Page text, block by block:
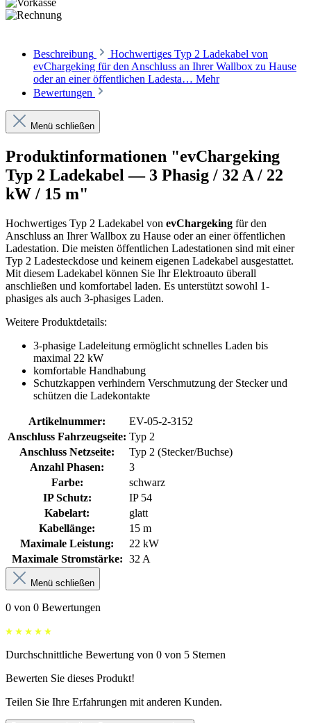
Beschreibung
Hochwertiges Typ 2 Ladekabel von
evChargeking für den Anschluss an Ihrer Wallbox zu Hause
oder an einer öffentlichen Ladesta… Mehr
Bewertungen
Menü schließen
Produktinformationen "evChargeking
Typ 2 Ladekabel — 3 Phasig / 32 A / 22
kW / 15 m"
Hochwertiges Typ 2 Ladekabel von evChargeking für den
Anschluss an Ihrer Wallbox zu Hause oder an einer öffentlichen
Ladestation. Die meisten öffentlichen Ladestationen sind mit einer
Typ 2 Ladesteckdose und keinem eigenen Ladekabel ausgestattet.
Mit diesem Ladekabel können Sie Ihr Elektroauto überall
anschließen und komfortabel laden. Es unterstützt sowohl 1-
phasiges als auch 3-phasiges Laden.
Weitere Produktdetails:
3-phasige Ladeleitung ermöglicht schnelles Laden bis
maximal 22 kW
komfortable Handhabung
Schutzkappen verhindern Verschmutzung der Stecker und
schützen die Ladekontakte
Artikelnummer:
EV-05-2-3152
Anschluss Fahrzeugseite: Typ 2
Anschluss Netzseite:
Typ 2 (Stecker/Buchse)
Anzahl Phasen:
3
Farbe:
schwarz
IP Schutz:
IP 54
Kabelart:
glatt
Kabellänge:
15 m
Maximale Leistung:
22 kW
Maximale Stromstärke: 32 A
Menü schließen
0 von 0 Bewertungen
Durchschnittliche Bewertung von 0 von 5 Sternen
Bewerten Sie dieses Produkt!
Teilen Sie Ihre Erfahrungen mit anderen Kunden.